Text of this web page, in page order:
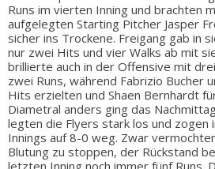
Runs im vierten Inning und brachten
aufgelegten Starting Pitcher Jasper
sicher ins Trockene. Freigang gab in
nur zwei Hits und vier Walks ab mit
brillierte auch in der Offensive mit
zwei Runs, während Fabrizio Bucher
Hits erzielten und Shaen Bernhardt
Diametral anders ging das
legten die Flyers stark los und zogen
Innings auf 8-0 weg. Zwar
Blutung zu stoppen, der Rückstand
letzten Inning noch immer fünf Runs.